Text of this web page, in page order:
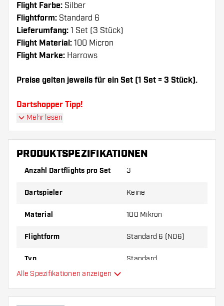
Flight Farbe: Silber
Flightform: Standard 6
Lieferumfang: 1 Set (3 Stück)
Flight Material: 100 Micron
Flight Marke: Harrows
Preise gelten jeweils für ein Set (1 Set = 3 Stück).
Dartshopper Tipp!
Sorgen Sie für genügend Ersatz Flights und
abnutzen oder brechen.
Material oder eine andere Dicke der Flights aus,
um herauszufinden, welche Variante am besten
Mehr lesen
PRODUKTSPEZIFIKATIONEN
Anzahl Dartflights pro Set 3
Dartspieler Keine
Material 100 Mikron
Flightform Standard 6 (NO6)
Typ Standard
Hauptfarbe
Alle Spezifikationen anzeigen